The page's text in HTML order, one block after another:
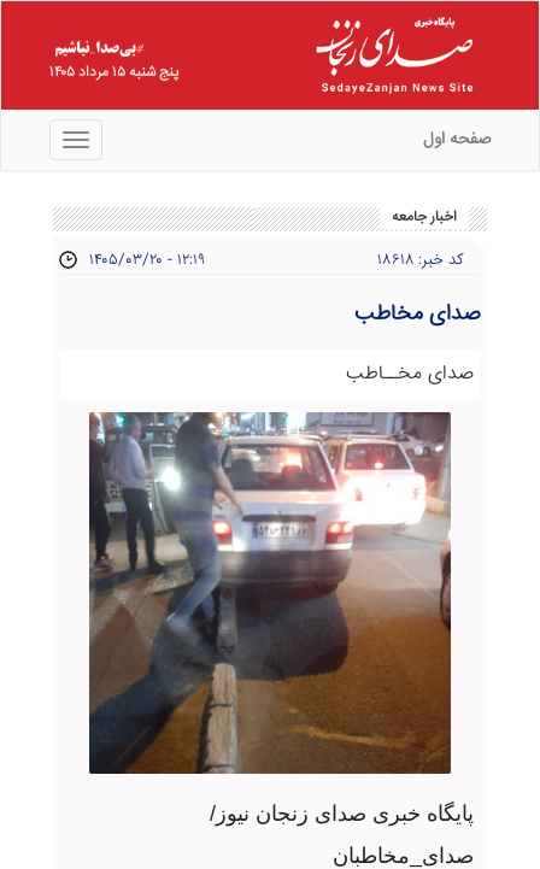
پنج شنبه ۱۵ مرداد ۱۴۰۵
منو صفحه اول
اخبار جامعه
کد خبر: ۱۸۶۱۸ ۱۴۰۵/۰۳/۲۰ - ۱۲:۱۹
صدای مخاطب
صدای مخــاطب
پایگاه خبری صدای زنجان نیوز/
صدای_مخاطبان